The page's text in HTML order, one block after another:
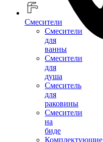
Смесители
Смесители
для
ванны
Смесители
для
душа
Смеситель
для
раковины
Смесители
на
биде
Комплектующие